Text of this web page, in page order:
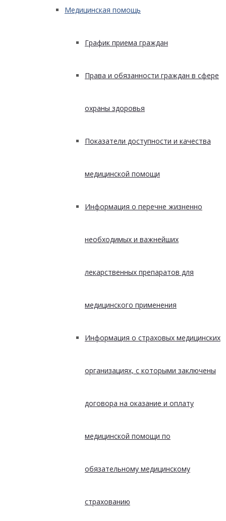
Медицинская помощь
График приема граждан
Права и обязанности граждан в сфере
охраны здоровья
Показатели доступности и качества
медицинской помощи
Информация о перечне жизненно
необходимых и важнейших
лекарственных препаратов для
медицинского применения
Информация о страховых медицинских
организациях, с которыми заключены
договора на оказание и оплату
медицинской помощи по
обязательному медицинскому
страхованию